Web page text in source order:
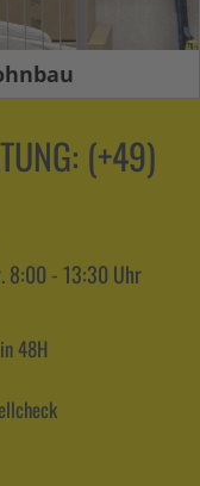
(+49)
8:00 - 13:30 Uhr
48H